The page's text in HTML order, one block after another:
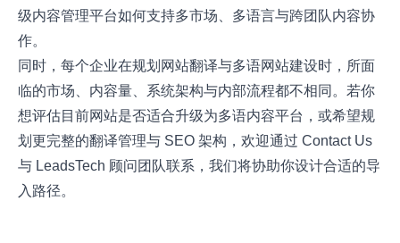
级内容管理平台如何支持多市场、多语言与跨团队内容协
作。
同时，每个企业在规划网站翻译与多语网站建设时，所面
临的市场、内容量、系统架构与内部流程都不相同。若你
想评估目前网站是否适合升级为多语内容平台，或希望规
划更完整的翻译管理与 SEO 架构，欢迎通过Contact Us
与 LeadsTech 顾问团队联系，我们将协助你设计合适的导
入路径。